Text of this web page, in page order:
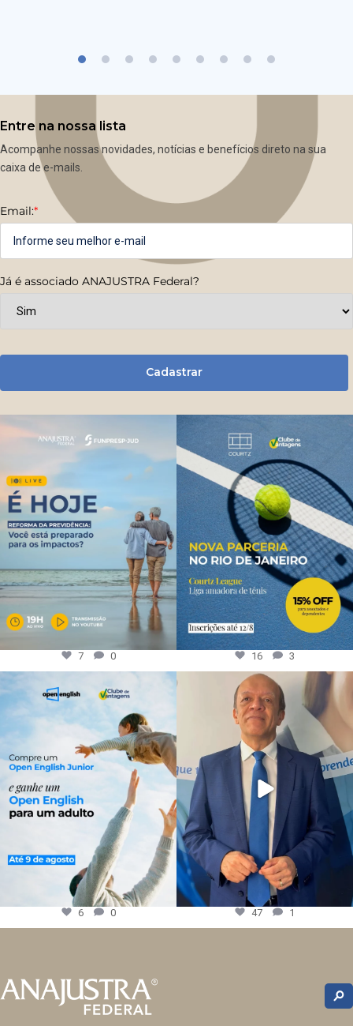
Entre na nossa lista
Acompanhe nossas novidades, notícias e benefícios direto na sua
caixa de e-mails.
Email:*
Já é associado ANAJUSTRA Federal?
Cadastrar
7 0 16 3
6 0 47 1